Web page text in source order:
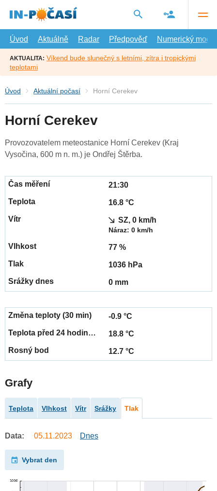
hlavní
Úvod
Aktuálně Radar Předpověď Numerický model
AKTUALITA: Víkend bude slunečný s letními, zítra i tropickými
teplotami
Úvod Aktuální počasí Horní Cerekev
Horní Cerekev
Provozovatelem meteostanice Horní Cerekev (Kraj
Vysočina, 600 m n. m.) je Ondřej Štěrba.
21:30
16.8 °C
SZ, 0 km/h
Náraz: 0 km/h
77 %
1036 hPa
0 mm
-0.9 °C
18.8 °C
12.7 °C
Grafy
Teplota Vlhkost Vítr Srážky Tlak
Data: 05.11.2023 Dnes
Vybrat den